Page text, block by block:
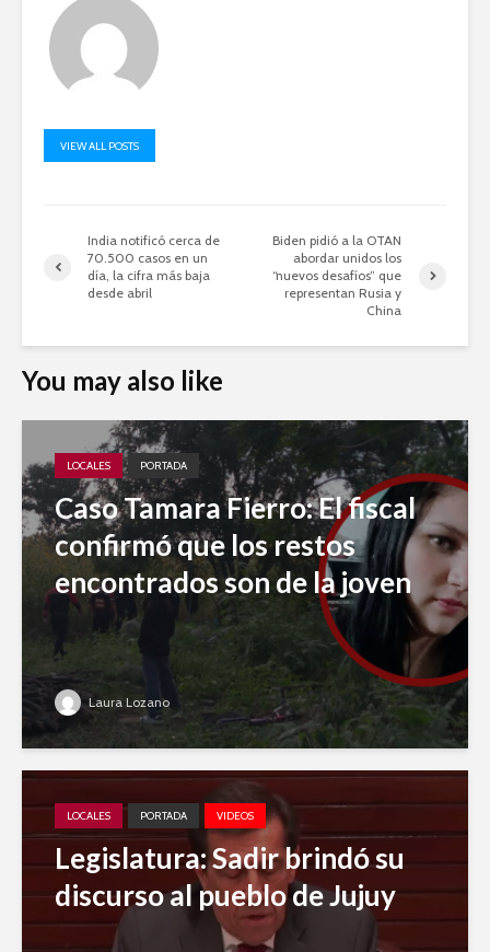
VIEW ALL POSTS
India notificó cerca de
70.500 casos en un
día, la cifra más baja
desde abril
Biden pidió a la OTAN
abordar unidos los
“nuevos desafíos” que
representan Rusia y
China
You may also like
LOCALES PORTADA
Caso Tamara Fierro: El fiscal
confirmó que los restos
encontrados son de la joven
Laura Lozano
LOCALES PORTADA VIDEOS
Legislatura: Sadir brindó su
discurso al pueblo de Jujuy